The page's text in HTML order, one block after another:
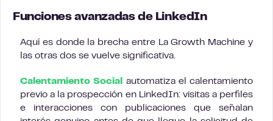
Funciones avanzadas de LinkedIn
Aquí es donde la brecha entre La Growth Machine y
las otras dos se vuelve significativa.
Calentamiento Social
automatiza el calentamiento
previo a la prospección en LinkedIn: visitas a perfiles
e interacciones con publicaciones que señalan